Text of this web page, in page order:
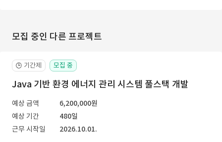
모집 중인 다른 프로젝트
🕒 기간제 모집 중
Java 기반 환경 에너지 관리 시스템 풀스택 개발
예상 금액
6,200,000원
예상 기간
480일
근무 시작일
2026.10.01.